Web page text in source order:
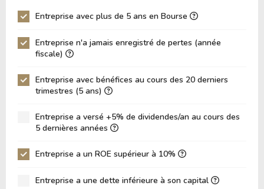
P/EBITDA
P/Actif Total
VPA (Valeur Comptable par Action)
LPA (Bénéfice par Action)
Rotation des Actifs
0.08
ROE
ROIC (RETOUR SUR CAPITAL INVESTI)
ROA (Retour sur Actifs)
Entreprise avec plus de 5 ans en Bourse
Entreprise n'a jamais enregistré de pertes (année
fiscale)
Entreprise avec bénéfices au cours des 20 derniers
trimestres (5 ans)
Entreprise a versé +5% de dividendes/an au cours des
5 dernières années
Entreprise a un ROE supérieur à 10%
Entreprise a une dette inférieure à son capital